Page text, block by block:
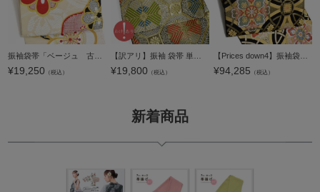
¥19,250 （税込） ¥19,800 （税込） ¥94,285 （税込）
新着商品